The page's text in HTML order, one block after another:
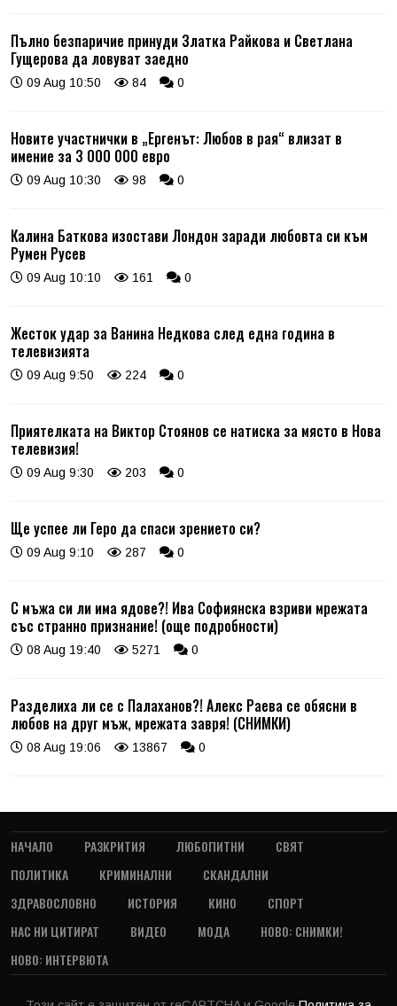
Пълно безпаричие принуди Златка Райкова и Светлана
Гущерова да ловуват заедно
09 Aug 10:50 84 0
Новите участнички в „Ергенът: Любов в рая“ влизат в
имение за 3 000 000 евро
09 Aug 10:30 98 0
Калина Баткова изостави Лондон заради любовта си към
Румен Русев
09 Aug 10:10 161 0
Жесток удар за Ванина Недкова след една година в
телевизията
09 Aug 9:50 224 0
Приятелката на Виктор Стоянов се натиска за място в Нова
телевизия!
09 Aug 9:30 203 0
Ще успее ли Геро да спаси зрението си?
09 Aug 9:10 287 0
С мъжа си ли има ядове?! Ива Софиянска взриви мрежата
със странно признание! (още подробности)
08 Aug 19:40 5271 0
Разделиха ли се с Палаханов?! Алекс Раева се обясни в
любов на друг мъж, мрежата завря! (СНИМКИ)
08 Aug 19:06 13867 0
НАЧАЛО РАЗКРИТИЯ ЛЮБОПИТНИ
СВЯТ
ПОЛИТИКА
КРИМИНАЛНИ
СКАНДАЛНИ
ЗДРАВОСЛОВНО
ИСТОРИЯ КИНО
СПОРТ
НАС НИ ЦИТИРАТ
ВИДЕО МОДА
НОВО: СНИМКИ!
НОВО: ИНТЕРВЮТА